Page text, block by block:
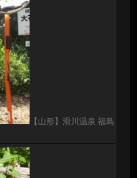
【山形】滑川温泉 福島